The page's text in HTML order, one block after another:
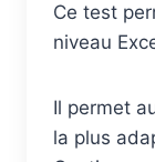
Ce test
niveau
Il permet
la plus